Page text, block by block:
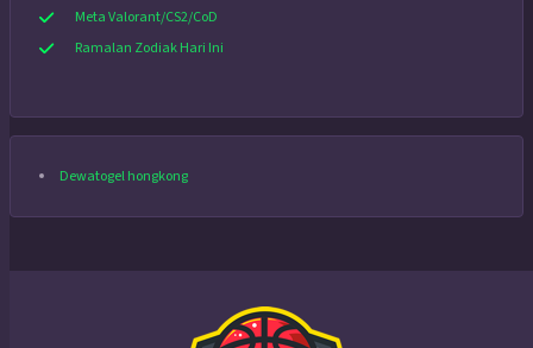
Meta Valorant/CS2/CoD
Ramalan Zodiak Hari Ini
Dewatogel hongkong